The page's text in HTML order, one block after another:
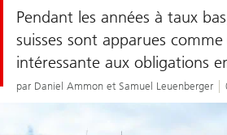
Pendant les années à taux
suisses sont apparues
intéressante aux obligations
par Daniel Ammon et Samuel Leuenberger